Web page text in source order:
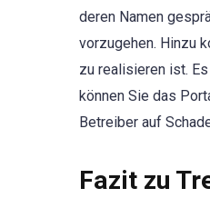
deren Namen
vorzugehen. Hinzu
zu realisieren ist.
können Sie das
Betreiber auf
Fazit zu